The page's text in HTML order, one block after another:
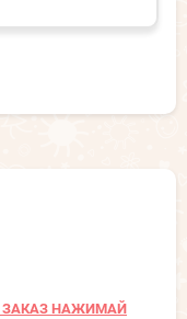
ЗАКАЗ НАЖИМАЙ